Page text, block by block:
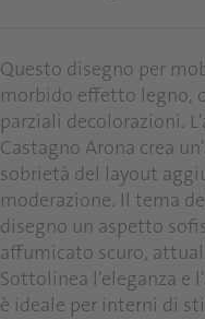
Questo disegno per
morbido effetto legno,
parziali decolorazioni.
Castagno Arona crea
sobrietà del layout
moderazione. Il tema
disegno un aspetto
affumicato scuro,
Sottolinea l'eleganza e
è ideale per interni di